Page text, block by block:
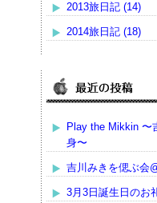
2013旅日記 (14)
2014旅日記 (18)
Play the Mikkin 〜
身〜
吉川みきを偲ぶ会
3月3日誕生日のお